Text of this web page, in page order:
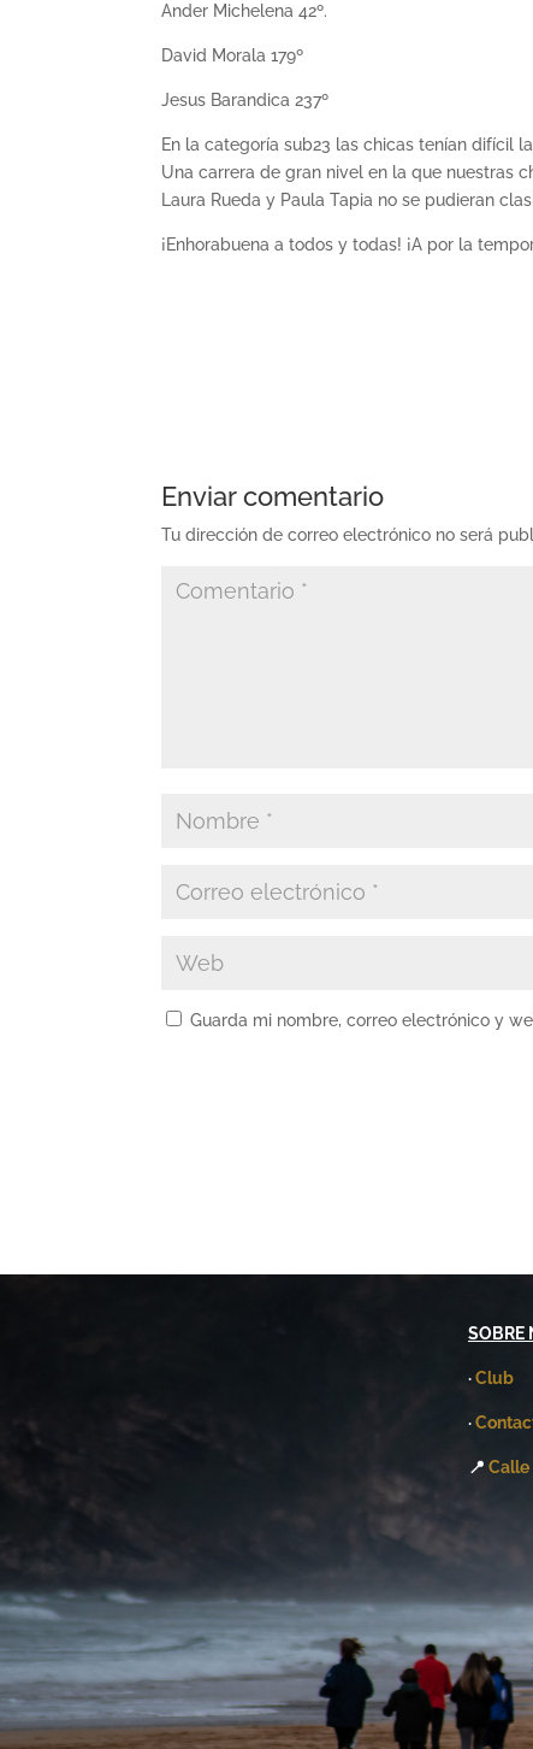
Ander Michelena 42º.
David Morala 179º
Jesus Barandica 237º
En la categoría sub23 las chicas tenían difícil
Una carrera de gran nivel en la que nuestras
Laura Rueda y Paula Tapia no se pudieran
¡Enhorabuena a todos y todas! ¡A por la
Enviar comentario
Tu dirección de correo electrónico no será
Guarda mi nombre, correo electrónico y
SOBRE
·Club
·
📍 Calle